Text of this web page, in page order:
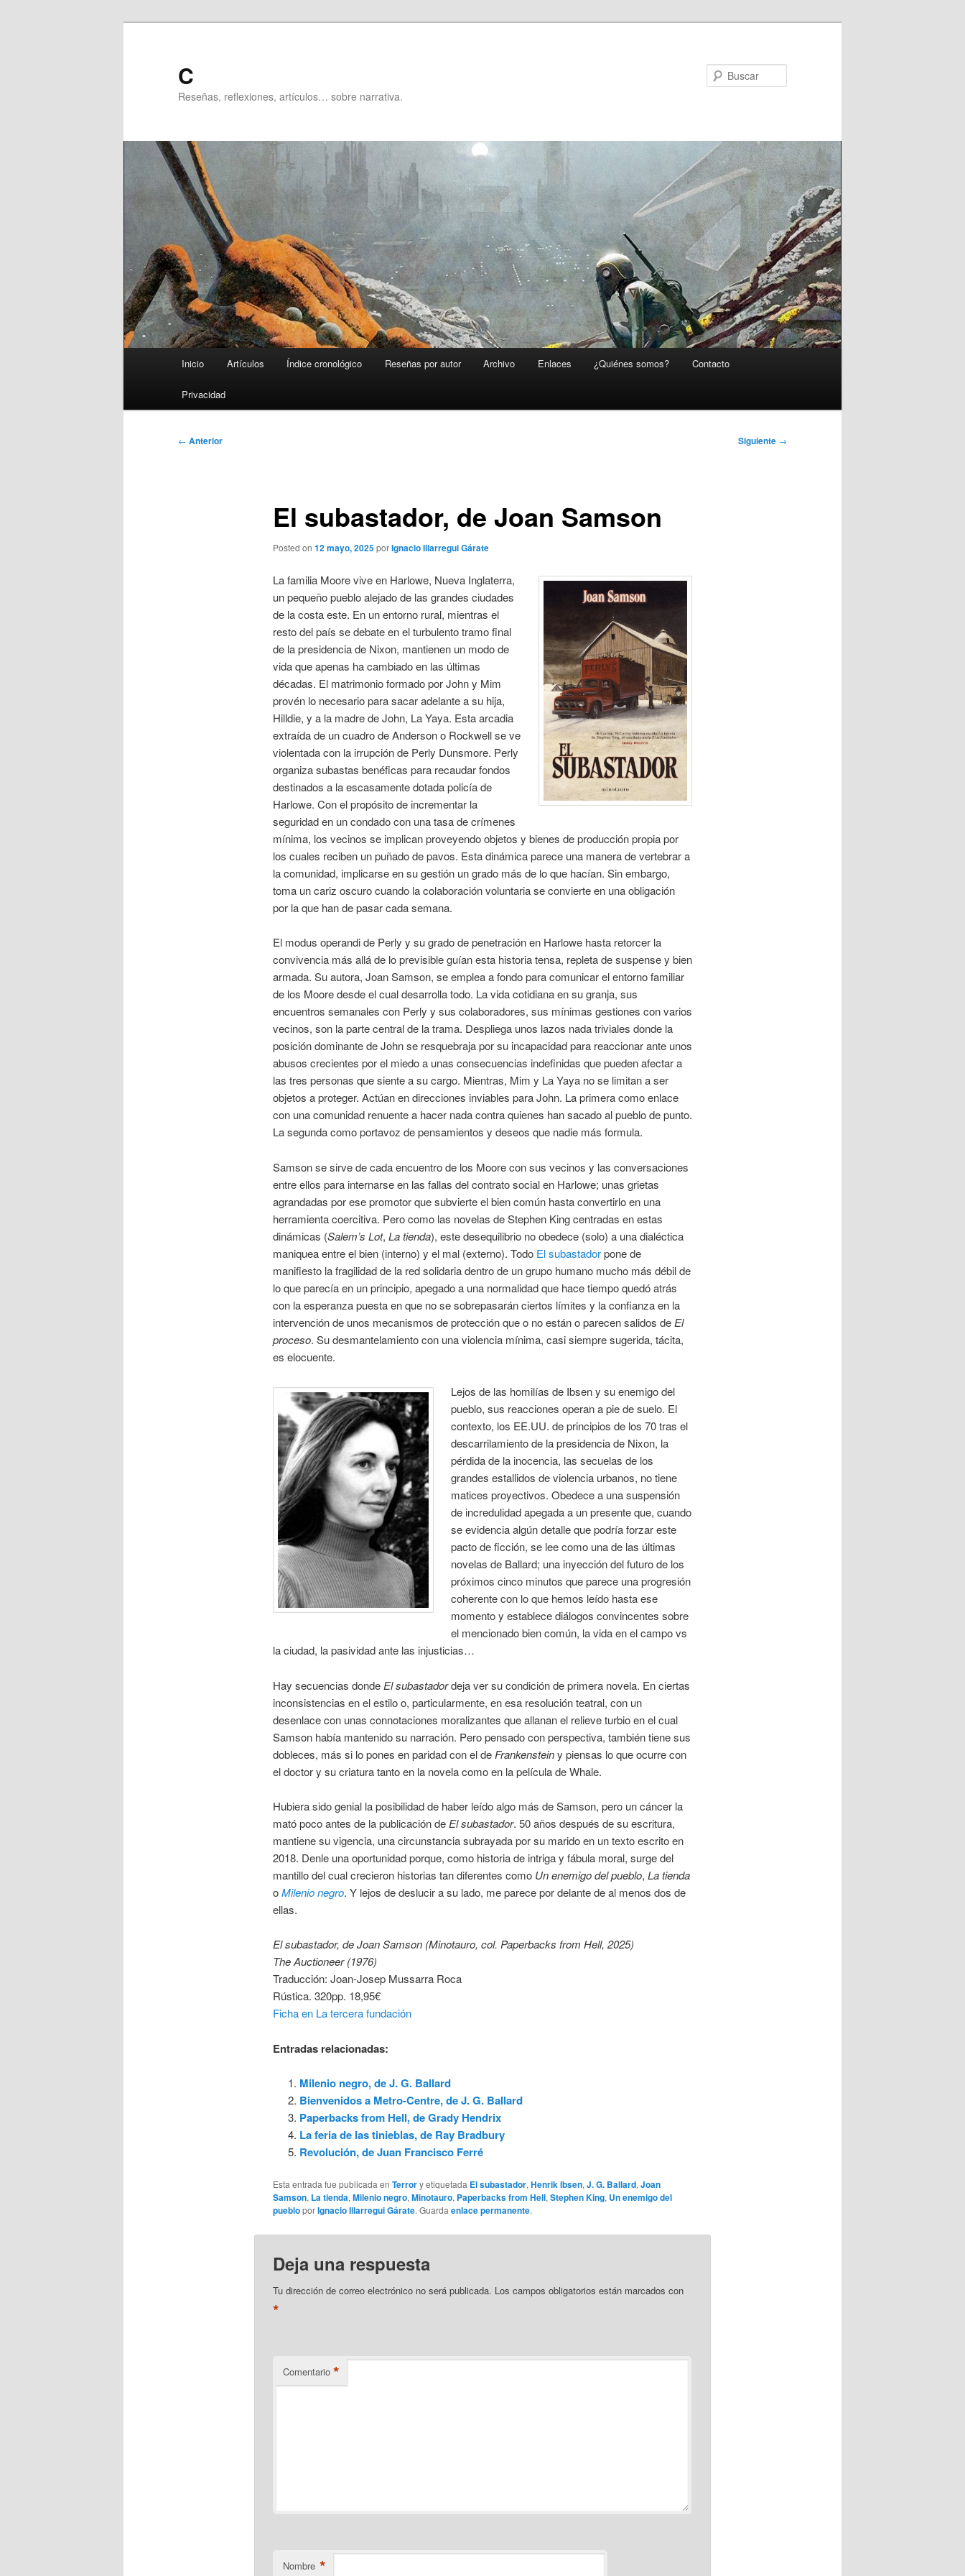
C
Reseñas, reflexiones, artículos… sobre narrativa.
Inicio Artículos Índice cronológico Reseñas por autor Archivo Enlaces ¿Quiénes somos? Contacto
Privacidad
Navegación
← Anterior Siguiente →
El subastador, de Joan Samson
Posted on 12 mayo, 2025porIgnacio Illarregui Gárate
La familia Moore vive en Harlowe, Nueva Inglaterra,
un pequeño pueblo alejado de las grandes ciudades
de la costa este. En un entorno rural, mientras el
resto del país se debate en el turbulento tramo final
de la presidencia de Nixon, mantienen un modo de
vida que apenas ha cambiado en las últimas
décadas. El matrimonio formado por John y Mim
provén lo necesario para sacar adelante a su hija,
Hilldie, y a la madre de John, La Yaya. Esta arcadia
extraída de un cuadro de Anderson o Rockwell se ve
violentada con la irrupción de Perly Dunsmore. Perly
organiza subastas benéficas para recaudar fondos
destinados a la escasamente dotada policía de
Harlowe. Con el propósito de incrementar la
seguridad en un condado con una tasa de crímenes
mínima, los vecinos se implican proveyendo objetos y bienes de producción propia por
los cuales reciben un puñado de pavos. Esta dinámica parece una manera de vertebrar a
la comunidad, implicarse en su gestión un grado más de lo que hacían. Sin embargo,
toma un cariz oscuro cuando la colaboración voluntaria se convierte en una obligación
por la que han de pasar cada semana.
El modus operandi de Perly y su grado de penetración en Harlowe hasta retorcer la
convivencia más allá de lo previsible guían esta historia tensa, repleta de suspense y bien
armada. Su autora, Joan Samson, se emplea a fondo para comunicar el entorno familiar
de los Moore desde el cual desarrolla todo. La vida cotidiana en su granja, sus
encuentros semanales con Perly y sus colaboradores, sus mínimas gestiones con varios
vecinos, son la parte central de la trama. Despliega unos lazos nada triviales donde la
posición dominante de John se resquebraja por su incapacidad para reaccionar ante unos
abusos crecientes por el miedo a unas consecuencias indefinidas que pueden afectar a
las tres personas que siente a su cargo. Mientras, Mim y La Yaya no se limitan a ser
objetos a proteger. Actúan en direcciones inviables para John. La primera como enlace
con una comunidad renuente a hacer nada contra quienes han sacado al pueblo de punto.
La segunda como portavoz de pensamientos y deseos que nadie más formula.
Samson se sirve de cada encuentro de los Moore con sus vecinos y las conversaciones
entre ellos para internarse en las fallas del contrato social en Harlowe; unas grietas
agrandadas por ese promotor que subvierte el bien común hasta convertirlo en una
herramienta coercitiva. Pero como las novelas de Stephen King centradas en estas
dinámicas (Salem’s Lot, La tienda), este desequilibrio no obedece (solo) a una dialéctica
maniquea entre el bien (interno) y el mal (externo). Todo El subastadorpone de
manifiesto la fragilidad de la red solidaria dentro de un grupo humano mucho más débil de
lo que parecía en un principio, apegado a una normalidad que hace tiempo quedó atrás
con la esperanza puesta en que no se sobrepasarán ciertos límites y la confianza en la
intervención de unos mecanismos de protección que o no están o parecen salidos de El
proceso. Su desmantelamiento con una violencia mínima, casi siempre sugerida, tácita,
es elocuente.
Lejos de las homilías de Ibsen y su enemigo del
pueblo, sus reacciones operan a pie de suelo. El
contexto, los EE.UU. de principios de los 70 tras el
descarrilamiento de la presidencia de Nixon, la
pérdida de la inocencia, las secuelas de los
grandes estallidos de violencia urbanos, no tiene
matices proyectivos. Obedece a una suspensión
de incredulidad apegada a un presente que, cuando
se evidencia algún detalle que podría forzar este
pacto de ficción, se lee como una de las últimas
novelas de Ballard; una inyección del futuro de los
próximos cinco minutos que parece una progresión
coherente con lo que hemos leído hasta ese
momento y establece diálogos convincentes sobre
el mencionado bien común, la vida en el campo vs
la ciudad, la pasividad ante las injusticias…
Hay secuencias donde El subastadordeja ver su condición de primera novela. En ciertas
inconsistencias en el estilo o, particularmente, en esa resolución teatral, con un
desenlace con unas connotaciones moralizantes que allanan el relieve turbio en el cual
Samson había mantenido su narración. Pero pensado con perspectiva, también tiene sus
dobleces, más si lo pones en paridad con el de Frankensteiny piensas lo que ocurre con
el doctor y su criatura tanto en la novela como en la película de Whale.
Hubiera sido genial la posibilidad de haber leído algo más de Samson, pero un cáncer la
mató poco antes de la publicación de El subastador. 50 años después de su escritura,
mantiene su vigencia, una circunstancia subrayada por su marido en un texto escrito en
2018. Denle una oportunidad porque, como historia de intriga y fábula moral, surge del
mantillo del cual crecieron historias tan diferentes como Un enemigo del pueblo, La tienda
oMilenio negro. Y lejos de deslucir a su lado, me parece por delante de al menos dos de
ellas.
El subastador, de Joan Samson (Minotauro, col. Paperbacks from Hell, 2025)
The Auctioneer (1976)
Traducción: Joan-Josep Mussarra Roca
Rústica. 320pp. 18,95€
Ficha en La tercera fundación
Entradas relacionadas:
Milenio negro, de J. G. Ballard
Bienvenidos a Metro-Centre, de J. G. Ballard
Paperbacks from Hell, de Grady Hendrix
La feria de las tinieblas, de Ray Bradbury
Revolución, de Juan Francisco Ferré
Esta entrada fue publicada en Terrory etiquetada El subastador,Henrik Ibsen,J. G. Ballard,Joan
Samson, La tienda,Milenio negro,Minotauro, Paperbacks from Hell,Stephen King, Un enemigo del
puebloporIgnacio Illarregui Gárate. Guardaenlace permanente.
Deja una respuesta
Tu dirección de correo electrónico no será publicada. Los campos obligatorios están marcados con
*
Comentario *
Nombre *